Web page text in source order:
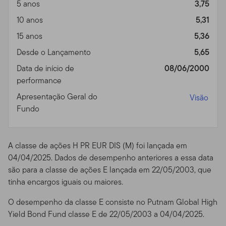
5 anos
3,75
10 anos
5,31
15 anos
5,36
Desde o Lançamento
5,65
Data de início de
performance
08/06/2000
Apresentação Geral do
Fundo
Visão
A classe de ações H PR EUR DIS (M) foi lançada em
04/04/2025. Dados de desempenho anteriores a essa data
são para a classe de ações E lançada em 22/05/2003, que
tinha encargos iguais ou maiores.
O desempenho da classe E consiste no Putnam Global High
Yield Bond Fund classe E de 22/05/2003 a 04/04/2025.
participe de qualquer estratégia ou transação ligadas a
investimentos. Enquanto algumas das ferramentas
de investimentos através do uso de suas próprias
convicções pessoais, esses resultados não devem ser
encarados como nossos conselhos ou recomendações
de investimento. A não ser que esteja especialmente
especificado, você sozinho é o único responsável por
determinar se um investimento, título, estratégia ou
produto/serviço é apropriado ou conveniente a você,
ou profissional fiscal sobre sua situação relativa a leis e
impostos.
Utilização Proibida e Meios
de Acesso
Utilização Proibida.Porque todos os servidores têm um